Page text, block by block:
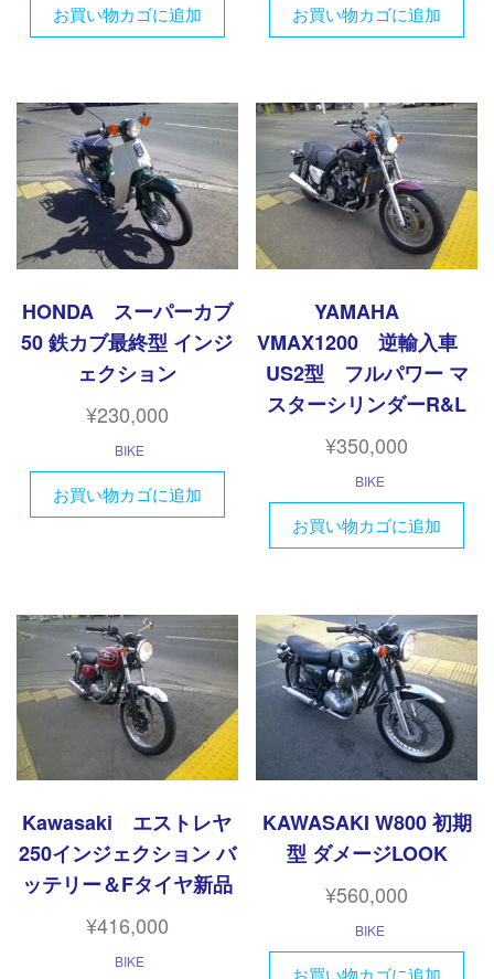
お買い物カゴに追加 お買い物カゴに追加
HONDA スーパーカブ
50 鉄カブ最終型 インジ
ェクション
¥230,000
BIKE
お買い物カゴに追加
YAMAHA
VMAX1200 逆輸入車
US2型 フルパワー マ
スターシリンダーR&L
¥350,000
BIKE
お買い物カゴに追加
Kawasaki エストレヤ
250インジェクション バ
ッテリー＆Fタイヤ新品
¥416,000
BIKE
KAWASAKI W800 初期
型 ダメージLOOK
¥560,000
BIKE
お買い物カゴに追加